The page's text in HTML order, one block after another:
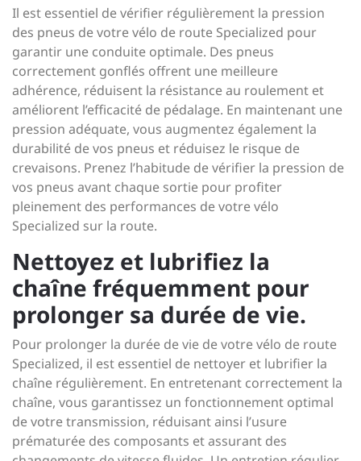
Il est essentiel de vérifier régulièrement la pression
des pneus de votre vélo de route Specialized pour
garantir une conduite optimale. Des pneus
correctement gonflés offrent une meilleure
adhérence, réduisent la résistance au roulement et
améliorent l’efficacité de pédalage. En maintenant une
pression adéquate, vous augmentez également la
durabilité de vos pneus et réduisez le risque de
crevaisons. Prenez l’habitude de vérifier la pression de
vos pneus avant chaque sortie pour profiter
pleinement des performances de votre vélo
Specialized sur la route.
Nettoyez et lubrifiez la
chaîne fréquemment pour
prolonger sa durée de vie.
Pour prolonger la durée de vie de votre vélo de route
Specialized, il est essentiel de nettoyer et lubrifier la
chaîne régulièrement. En entretenant correctement la
chaîne, vous garantissez un fonctionnement optimal
de votre transmission, réduisant ainsi l’usure
prématurée des composants et assurant des